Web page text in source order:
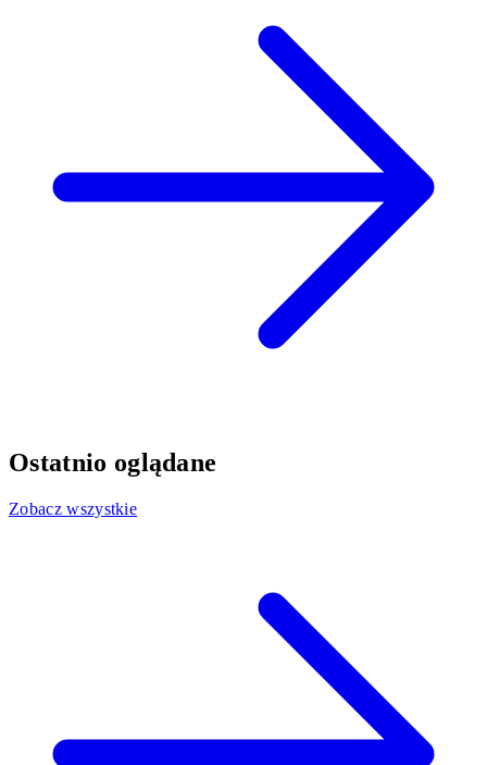
Ostatnio oglądane
Zobacz wszystkie